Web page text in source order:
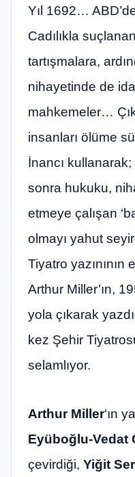
Yıl 1692…
Cadılıkla
tartışmalara,
nihayetinde de
mahkemeler…
insanları ölüme
İnancı
sonra hukuku,
etmeye çalışan
olmayı yahut
Tiyatro
Arthur Miller’ın,
yola çıkarak
kez Şehir
selamlıyor.
Arthur Miller‘ın
Eyüboğlu-Vedat
çevirdiği, Yiğit